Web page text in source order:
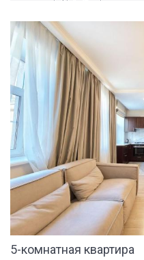
5-комнатная квартира